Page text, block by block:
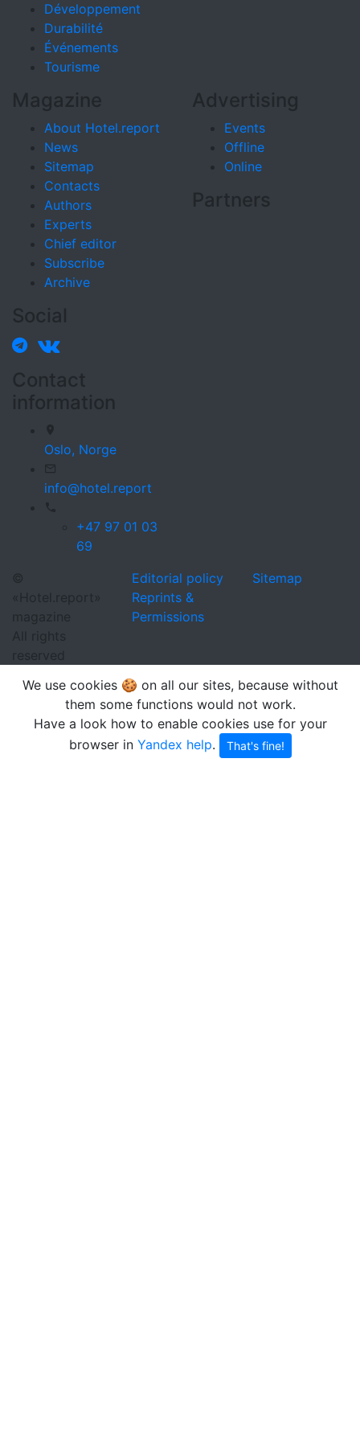
Développement
Durabilité
Événements
Tourisme
Magazine
About Hotel.report
News
Sitemap
Contacts
Authors
Experts
Chief editor
Subscribe
Archive
Advertising
Events
Offline
Online
Partners
Social
Contact
information
Oslo, Norge
info@hotel.report
+47 97 01 03
69
©
«Hotel.report»
magazine
All rights
reserved
Editorial policy
Reprints &
Permissions
Sitemap
We use cookies 🍪 on all our sites, because without
them some functions would not work.
Have a look how to enable cookies use for your
browser in Yandex help. That's fine!